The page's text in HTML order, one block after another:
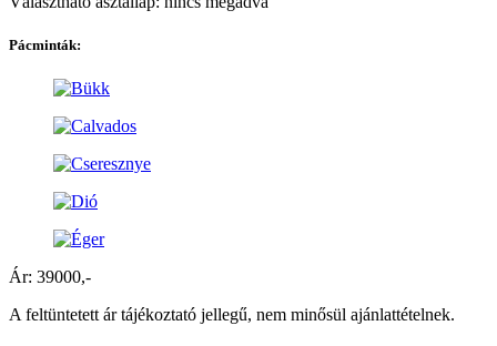
Pácminták:
Ár: 39000,-
A feltüntetett ár tájékoztató jellegű, nem minősül ajánlattételnek.